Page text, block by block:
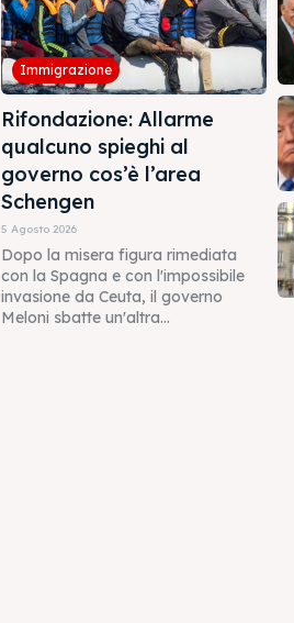
Immigrazione
Rifondazione: Allarme
qualcuno spieghi al
governo cos’è l’area
Schengen
5 Agosto 2026
Dopo la misera figura rimediata
con la Spagna e con l'impossibile
invasione da Ceuta, il governo
Meloni sbatte un'altra...